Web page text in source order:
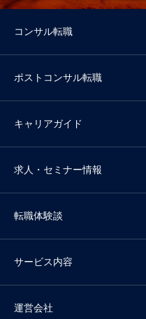
コンサル転職
ポストコンサル転職
キャリアガイド
求人・セミナー情報
転職体験談
サービス内容
運営会社